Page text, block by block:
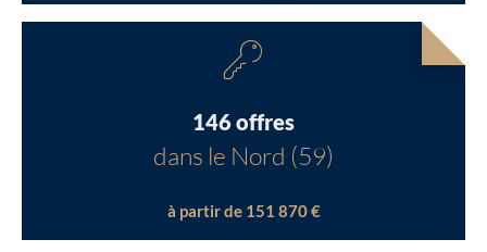
146 offres
dans le Nord (59)
à partir de 151 870 €